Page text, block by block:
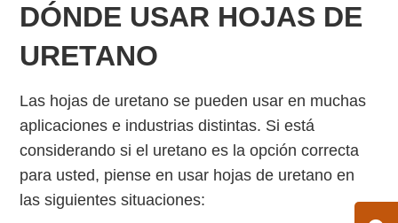
DÓNDE USAR HOJAS DE
URETANO
Las hojas de uretano se pueden usar en muchas
aplicaciones e industrias distintas. Si está
considerando si el uretano es la opción correcta
para usted, piense en usar hojas de uretano en
las siguientes situaciones: